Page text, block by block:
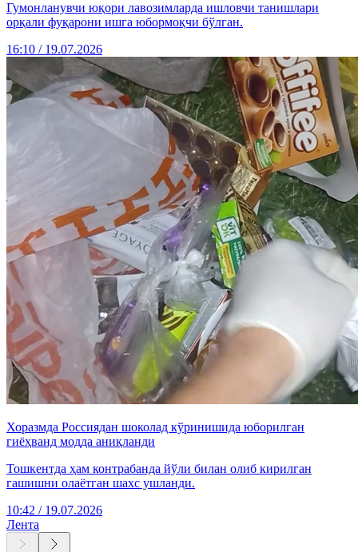
Гумонланувчи юқори лавозимларда ишловчи танишлари
орқали фуқарони ишга юбормоқчи бўлган.
16:10 / 19.07.2026
Хоразмда Россиядан шоколад кўринишида юборилган
гиёҳванд модда аниқланди
Тошкентда ҳам контрабанда йўли билан олиб кирилган
гашишни олаётган шахс ушланди.
10:42 / 19.07.2026
Лента